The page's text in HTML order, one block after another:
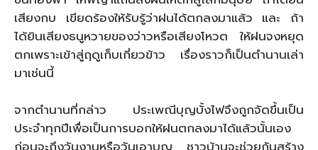
เสียงกบ เขียดร้องให้รับรู้ว่าฝนได้ตกลงมาแล้ว และ ถ้า
ได้ยินเสียงธนูหวายของว่าวหรือเสียงโหวต ให้ฝนจงหยุด
ตกเพราะเข้าสู่ฤดูเก็บเกี่ยวข้าว เรื่องราวก็เป็นตำนานเล่า
มาเช่นนี้
จากตำนานที่กล่าว ประเพณีบุญบั้งไฟจึงถูกจัดขึ้นเป็น
ประจำทุกปีเพื่อเป็นการบอกให้ฝนตกลงมาได้แล้วนั้นเอง